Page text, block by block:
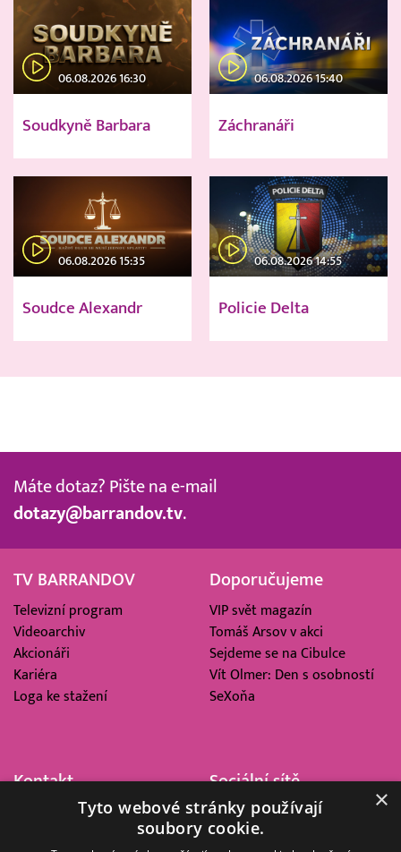
06.08.2026 16:30
Soudkyně Barbara
06.08.2026 15:40
Záchranáři
06.08.2026 15:35
Soudce Alexandr
06.08.2026 14:55
Policie Delta
Máte dotaz? Pište na e-mail
dotazy@barrandov.tv.
TV BARRANDOV
Televizní program
Videoarchiv
Akcionáři
Kariéra
Loga ke stažení
Doporučujeme
VIP svět magazín
Tomáš Arsov v akci
Sejdeme se na Cibulce
Vít Olmer: Den s osobností
SeXoňa
Kontakt
Barrandov Televizní Studio,
Sociální sítě
×
Tyto webové stránky používají
soubory cookie.